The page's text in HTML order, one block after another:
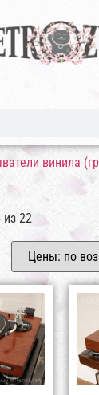
винила
22